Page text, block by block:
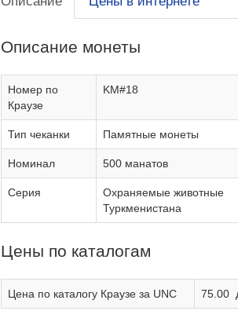
Описание монеты
Номер по
Краузе
KM#18
Тип чеканки Памятные монеты
Номинал 500 манатов
Серия
Охраняемые животные
Туркменистана
Цены по каталогам
Цена по каталогу Краузе за UNC 75.00